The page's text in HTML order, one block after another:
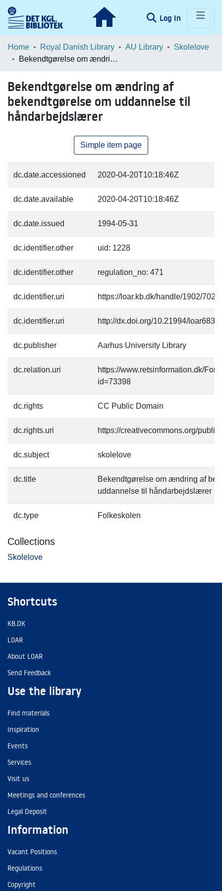
Log In (current)
Communities & Collections
Browse LOAR
Statistics
Home Royal Danish Library AU Library
Skolelove
Bekendtgørelse om ændring af bekendtgørelse om uddannelse til håndarbejdslærer
Bekendtgørelse om ændring af
bekendtgørelse om uddannelse til
håndarbejdslærer
Simple item page
dc.date.accessioned 2020-04-20T10:18:46Z
dc.date.available 2020-04-20T10:18:46Z
dc.date.issued 1994-05-31
dc.identifier.other uid: 1228
dc.identifier.other regulation_no: 471
dc.identifier.uri https://loar.kb.dk/handle/1902/7024
dc.identifier.uri http://dx.doi.org/10.21994/loar6833
dc.publisher Aarhus University Library
dc.relation.uri
https://www.retsinformation.dk/
id=73398
dc.rights CC Public Domain
dc.rights.uri https://creativecommons.org/
dc.subject skolelove
dc.title
Bekendtgørelse om ændring af
uddannelse til håndarbejdslærer
dc.type Folkeskolen
Collections
Skolelove
Shortcuts
KB.DK
LOAR
About LOAR
Send Feedback
Use the library
Find materials
Inspiration
Events
Services
Visit us
Meetings and conferences
Legal Deposit
Information
Vacant Positions
Regulations
Copyright